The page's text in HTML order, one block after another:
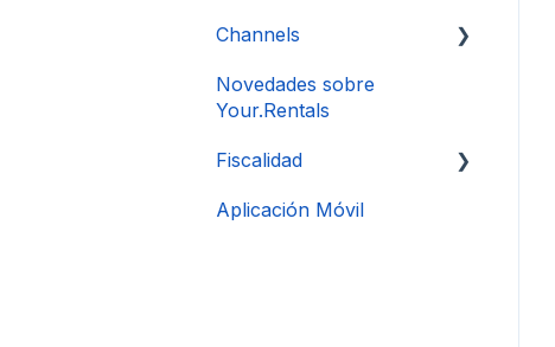
Channels
Conexión de Cuenta
Novedades sobre
Your.Rentals
Fiscalidad
DAC 7
Aplicación Móvil